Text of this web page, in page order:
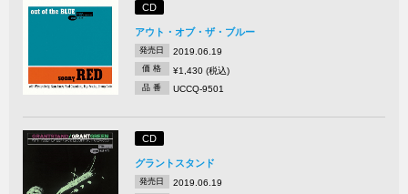
CD
アウト・オブ・ザ・ブルー
発売日 2019.06.19
価 格 ¥1,430 (税込)
品 番 UCCQ-9501
CD
グラントスタンド
発売日 2019.06.19